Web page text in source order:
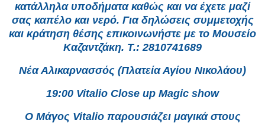
κατάλληλα υποδήματα καθώς και να έχετε μαζί
σας καπέλο και νερό. Για δηλώσεις συμμετοχής
και κράτηση θέσης επικοινωνήστε με το Μουσείο
Καζαντζάκη. Τ.: 2810741689
Νέα Αλικαρνασσός (Πλατεία Αγίου Νικολάου)
19:00 Vitalio Close up Magic show
Ο Μάγος Vitalio παρουσιάζει μαγικά στους